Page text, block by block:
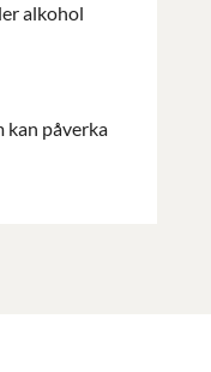
alkohol
kan påverka